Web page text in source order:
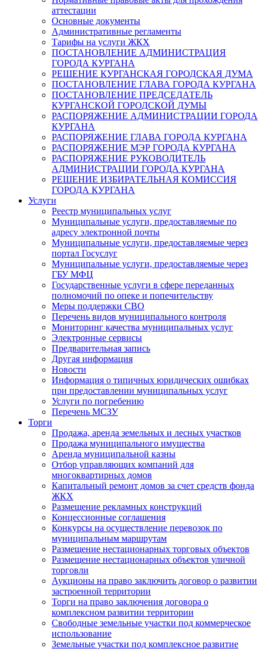
аттестации
Основные документы
Административные регламенты
Тарифы на услуги ЖКХ
ПОСТАНОВЛЕНИЕ АДМИНИСТРАЦИЯ
ГОРОДА КУРГАНА
РЕШЕНИЕ КУРГАНСКАЯ ГОРОДСКАЯ ДУМА
ПОСТАНОВЛЕНИЕ ГЛАВА ГОРОДА КУРГАНА
ПОСТАНОВЛЕНИЕ ПРЕДСЕДАТЕЛЬ
КУРГАНСКОЙ ГОРОДСКОЙ ДУМЫ
РАСПОРЯЖЕНИЕ АДМИНИСТРАЦИИ ГОРОДА
КУРГАНА
РАСПОРЯЖЕНИЕ ГЛАВА ГОРОДА КУРГАНА
РАСПОРЯЖЕНИЕ МЭР ГОРОДА КУРГАНА
РАСПОРЯЖЕНИЕ РУКОВОДИТЕЛЬ
АДМИНИСТРАЦИИ ГОРОДА КУРГАНА
РЕШЕНИЕ ИЗБИРАТЕЛЬНАЯ КОМИССИЯ
ГОРОДА КУРГАНА
Услуги
Реестр муниципальных услуг
Муниципальные услуги, предоставляемые по
адресу электронной почты
Муниципальные услуги, предоставляемые через
портал Госуслуг
Муниципальные услуги, предоставляемые через
ГБУ МФЦ
Государственные услуги в сфере переданных
полномочий по опеке и попечительству
Меры поддержки СВО
Перечень видов муниципального контроля
Мониторинг качества муниципальных услуг
Электронные сервисы
Предварительная запись
Другая информация
Новости
Информация о типичных юридических ошибках
при предоставлении муниципальных услуг
Услуги по погребению
Перечень МСЗУ
Торги
Продажа, аренда земельных и лесных участков
Продажа муниципального имущества
Аренда муниципальной казны
Отбор управляющих компаний для
многоквартирных домов
Капитальный ремонт домов за счет средств фонда
ЖКХ
Размещение рекламных конструкций
Концессионные соглашения
Конкурсы на осуществление перевозок по
муниципальным маршрутам
Размещение нестационарных торговых объектов
Размещение нестационарных объектов уличной
торговли
Аукционы на право заключить договор о развитии
застроенной территории
Торги на право заключения договора о
комплексном развитии территории
Свободные земельные участки под коммерческое
использование
Земельные участки под комплексное развитие